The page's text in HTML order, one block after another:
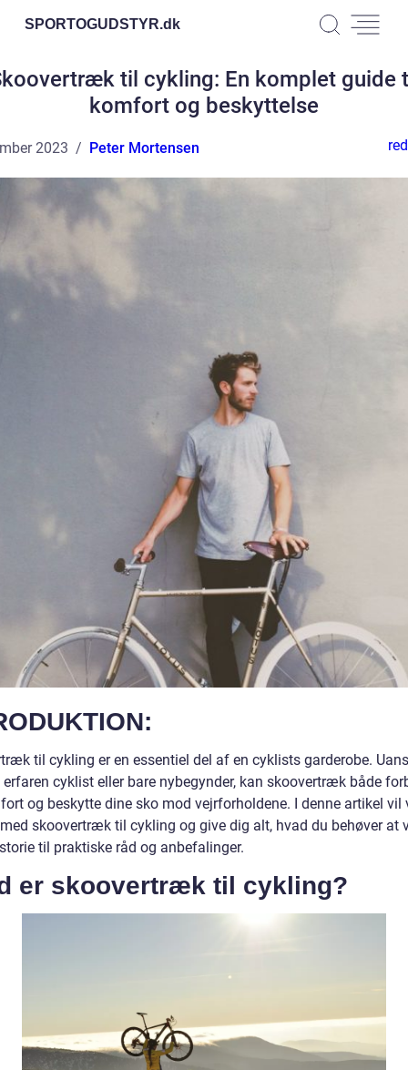
SPORTOGUDSTYR.dk
til cykling: En komplet guide
komfort og beskyttelse
2023 Peter Mortensen
til cykling er en essentiel del af en cyklists garderobe.
erfaren cyklist eller bare nybegynder, kan skoovertræk både
og beskytte dine sko mod vejrforholdene. I denne artikel vil
skoovertræk til cykling og give dig alt, hvad du behøver at
til praktiske råd og anbefalinger.
er skoovertræk til cykling?